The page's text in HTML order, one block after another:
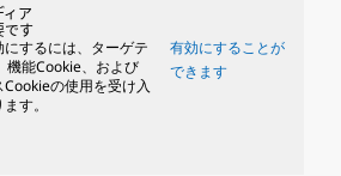
ア
です
するには、ターゲテ
機能Cookie、および
の使用を受け入
す。
有効にすることが
できます